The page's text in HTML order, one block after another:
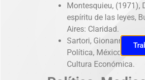
Montesquieu, (1971),
espíritu de las leyes,
Aires: Claridad.
Sartori, Gionanni,
Política, México: Fondo
Cultura Económica.